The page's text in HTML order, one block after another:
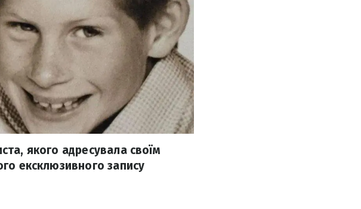
якого адресувала своїм
ексклюзивного запису